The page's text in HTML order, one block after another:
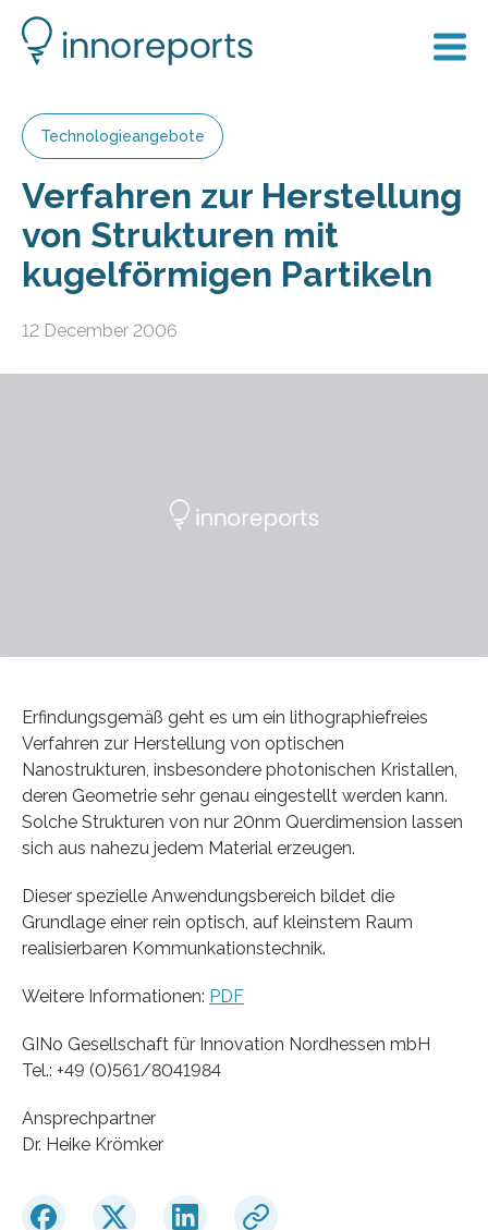
Technologieangebote
Verfahren zur Herstellung
von Strukturen mit
kugelförmigen Partikeln
12 December 2006
Erfindungsgemäß geht es um ein lithographiefreies
Verfahren zur Herstellung von optischen
Nanostrukturen, insbesondere photonischen Kristallen,
deren Geometrie sehr genau eingestellt werden kann.
Solche Strukturen von nur 20nm Querdimension lassen
sich aus nahezu jedem Material erzeugen.
Dieser spezielle Anwendungsbereich bildet die
Grundlage einer rein optisch, auf kleinstem Raum
realisierbaren Kommunkationstechnik.
Weitere Informationen: PDF
GINo Gesellschaft für Innovation Nordhessen mbH
Tel.: +49 (0)561/8041984
Ansprechpartner
Dr. Heike Krömker